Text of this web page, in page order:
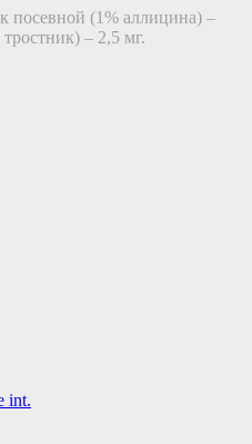
посевной (1% аллицина) –
– 2,5 мг.
int.